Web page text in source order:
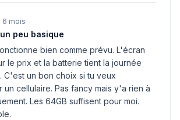
6 mois
peu basique
bien comme prévu. L'écran
le prix et la batterie tient la journée
C'est un bon choix si tu veux
un cellulaire. Pas fancy mais y'a rien à
Les 64GB suffisent pour moi.